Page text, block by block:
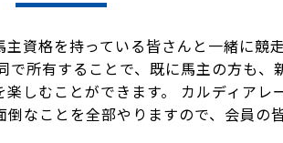
資格を持っている皆さんと一緒に競
所有することで、既に馬主の方も
しむことができます。 カルディアレ
なことを全部やりますので、会員の